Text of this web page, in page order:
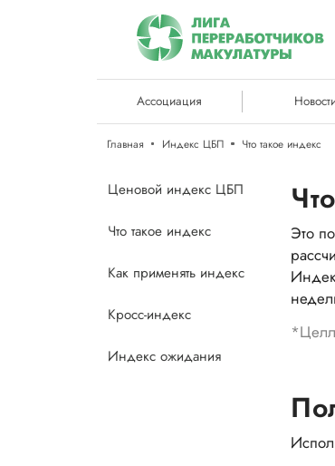
Ассоциация
Главная Индекс ЦБП Что такое индекс
Ценовой индекс ЦБП
Что такое индекс
Как применять индекс
Кросс-индекс
Индекс ожидания
Это